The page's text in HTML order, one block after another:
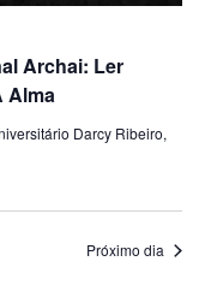
Archai: Ler
Alma
Darcy Ribeiro,
Próximo dia